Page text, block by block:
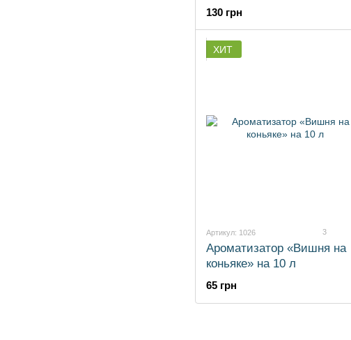
130 грн
ХИТ
Артикул: 1026 3
Ароматизатор «Вишня на
коньяке» на 10 л
65 грн